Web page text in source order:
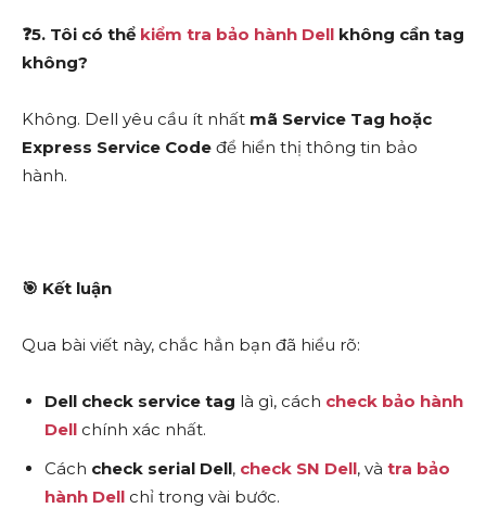
❓5. Tôi có thể kiểm tra bảo hành Dell không cần tag
không?
Không. Dell yêu cầu ít nhất mã Service Tag hoặc
Express Service Code để hiển thị thông tin bảo
hành.
🎯 Kết luận
Qua bài viết này, chắc hẳn bạn đã hiểu rõ:
Dell check service tag là gì, cách check bảo hành
Dell chính xác nhất.
Cách check serial Dell, check SN Dell, và tra bảo
hành Dell chỉ trong vài bước.